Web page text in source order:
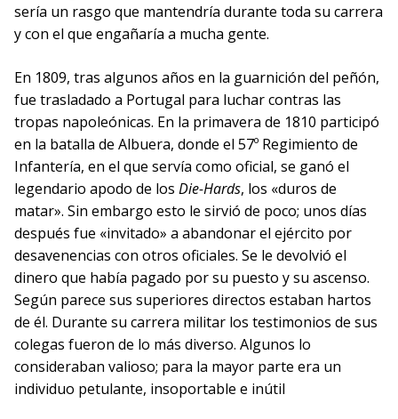
sería un rasgo que mantendría durante toda su carrera
y con el que engañaría a mucha gente.
En 1809, tras algunos años en la guarnición del peñón,
fue trasladado a Portugal para luchar contras las
tropas napoleónicas. En la primavera de 1810 participó
en la batalla de Albuera, donde el 57º Regimiento de
Infantería, en el que servía como oficial, se ganó el
legendario apodo de los Die-Hards, los «duros de
matar». Sin embargo esto le sirvió de poco; unos días
después fue «invitado» a abandonar el ejército por
desavenencias con otros oficiales. Se le devolvió el
dinero que había pagado por su puesto y su ascenso.
Según parece sus superiores directos estaban hartos
de él. Durante su carrera militar los testimonios de sus
colegas fueron de lo más diverso. Algunos lo
consideraban valioso; para la mayor parte era un
individuo petulante, insoportable e inútil